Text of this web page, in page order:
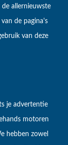
de allernieuwste
de pagina's
van deze
je advertentie
motoren
hebben zowel